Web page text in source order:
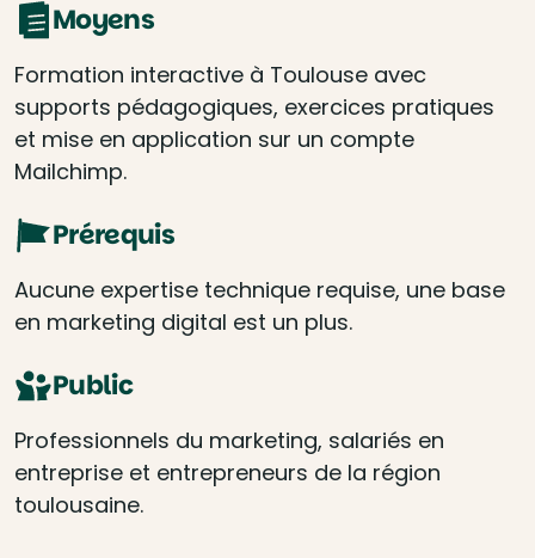
Moyens
Formation interactive à Toulouse avec
supports pédagogiques, exercices pratiques
et mise en application sur un compte
Mailchimp.
Prérequis
Aucune expertise technique requise, une base
en marketing digital est un plus.
Public
Professionnels du marketing, salariés en
entreprise et entrepreneurs de la région
toulousaine.